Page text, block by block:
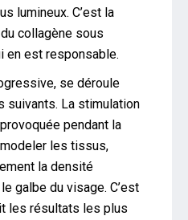
lumineux. C’est la
collagène sous
en est responsable.
se déroule
suivants. La stimulation
pendant la
les tissus,
la densité
galbe du visage. C’est
les résultats les plus